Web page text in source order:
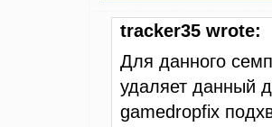
tracker35 wrote:
Для данного
удаляет данный
gamedropfix